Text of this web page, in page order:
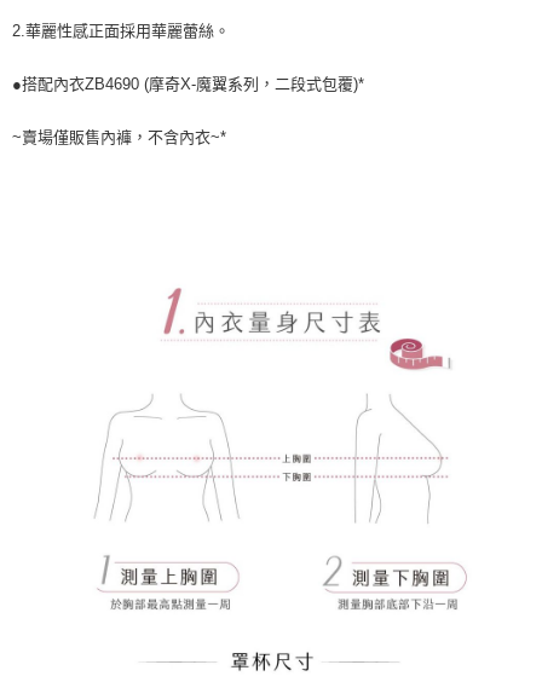
2.華麗性感正面採用華麗蕾絲。
●搭配內衣ZB4690 (摩奇X-魔翼系列，二段式包覆)*
~賣場僅販售內褲，不含內衣~*